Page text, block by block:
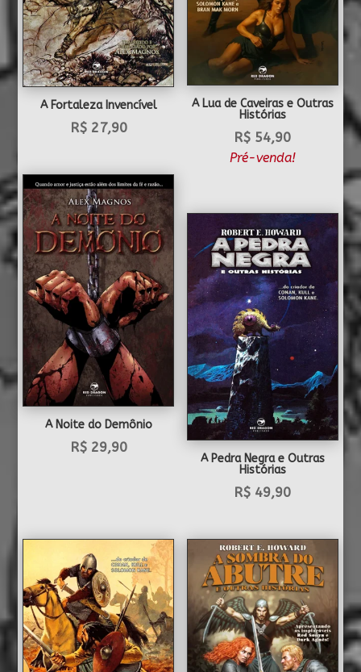
A Fortaleza Invencível
R$27,90
A Lua de Caveiras e Outras
Histórias
R$ 54,90
Pré-venda!
A Noite do Demônio
R$29,90
A Pedra Negra e Outras
Histórias
R$ 49,90